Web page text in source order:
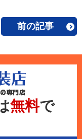
前の記事
無料で